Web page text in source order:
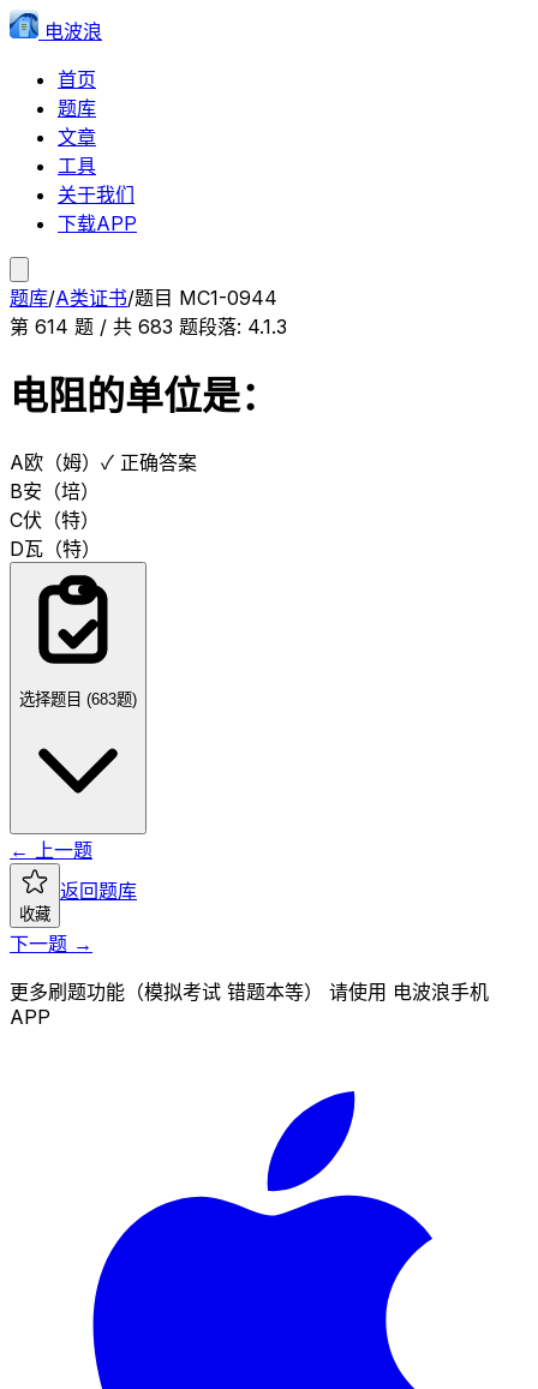
电波浪
首页
题库
文章
工具
关于我们
下载APP
题库/A类证书/题目 MC1-0944
第 614 题 / 共 683 题段落: 4.1.3
电阻的单位是：
A欧（姆） ✓ 正确答案
B安（培）
C伏（特）
D瓦（特）
选择题目 (683题)
← 上一题
收藏
返回题库
下一题 →
更多刷题功能（模拟考试 错题本等） 请使用 电波浪手机
APP